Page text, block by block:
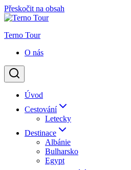
Přeskočit na obsah
Terno Tour
O nás
Úvod
Cestování
Letecky
Destinace
Albánie
Bulharsko
Egypt